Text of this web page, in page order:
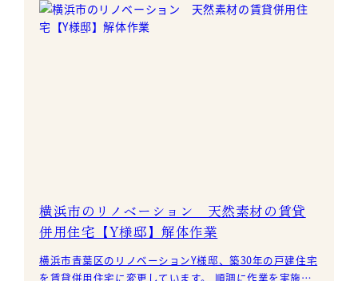
横浜市のリノベーション 天然素材の賃貸
併用住宅【Y様邸】解体作業
横浜市青葉区のリノベーションY様邸、築30年の戸建住宅
を賃貸併用住宅に変更しています。 順調に作業を実施